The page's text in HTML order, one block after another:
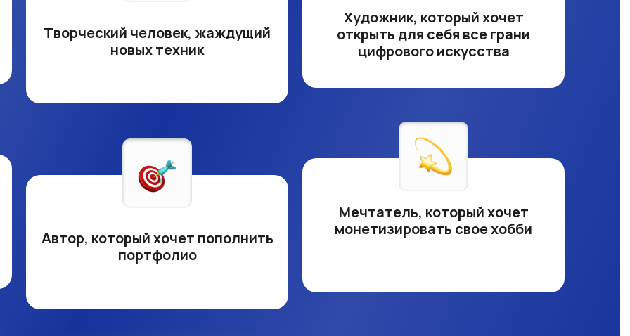
Творческий человек, жаждущий
новых техник
Автор, который хочет пополнить
портфолио
Художник, который хочет
открыть для себя все грани
цифрового искусства
Мечтатель, который хочет
монетизировать свое хобби